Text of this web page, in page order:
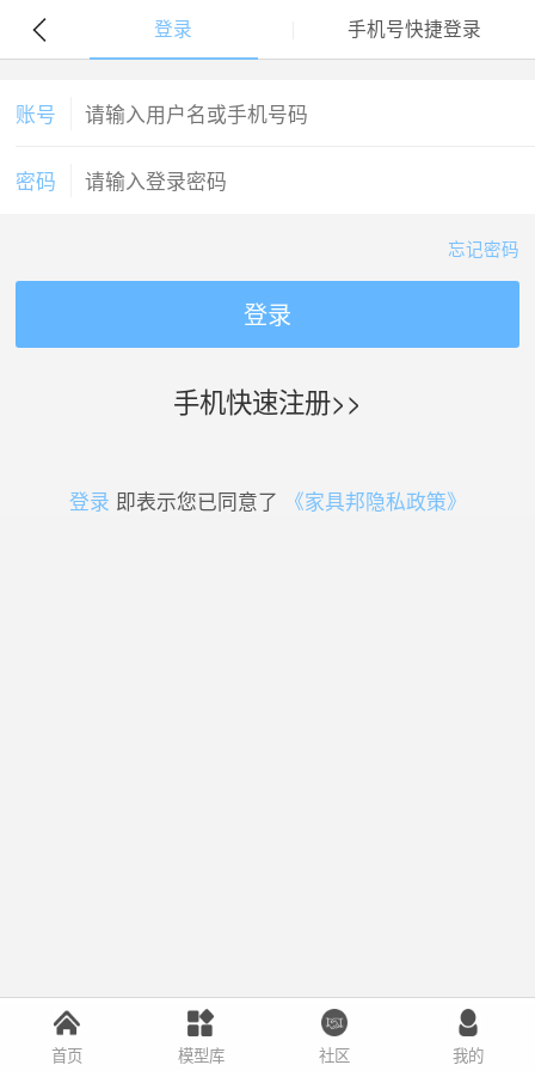
登录 手机号快捷登录
账号
密码
忘记密码
登录
手机快速注册>>
登录 即表示您已同意了 《家具邦隐私政策》
首页 模型库 社区 我的